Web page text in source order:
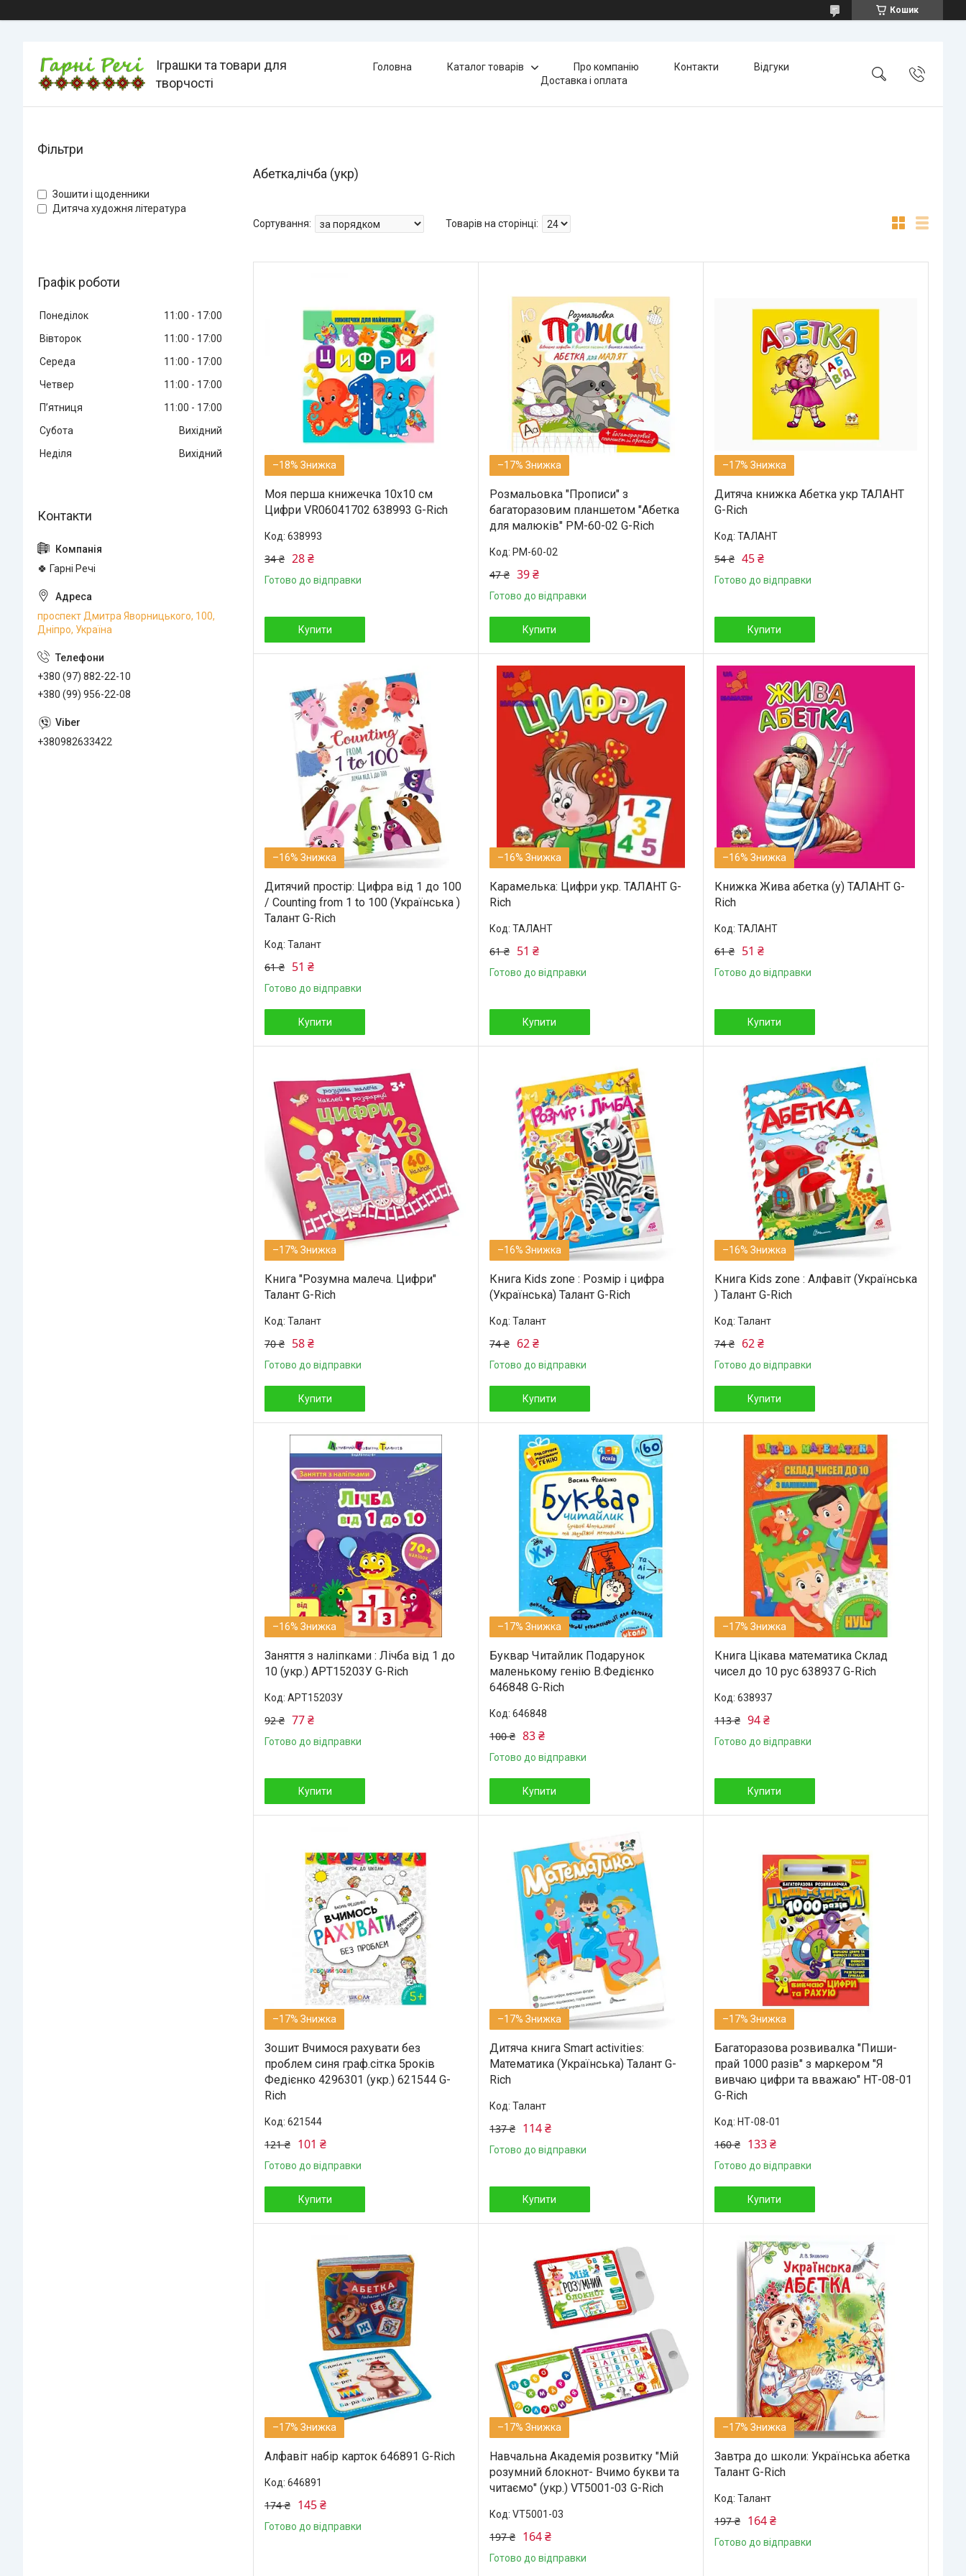
Кошик
Іграшки та товари для
творчості
Головна Каталог товарів Про компанію Контакти
Відгуки
Доставка і оплата
Абетка,лічба (укр)
–18%
Моя перша книжечка 10х10 см
Цифри VR06041702 638993 G-Rich
638993
34 ₴ 28 ₴
Готово до відправки
Купити
–17%
Розмальовка "Прописи" з
багаторазовим планшетом "Абетка
для малюків" РМ-60-02 G-Rich
РМ-60-02
47 ₴ 39 ₴
Готово до відправки
Купити
–17%
Дитяча книжка Абетка укр ТАЛАНТ
G-Rich
ТАЛАНТ
54 ₴ 45 ₴
Готово до відправки
Купити
–16%
Дитячий простір: Цифра від 1 до 100
/ Counting from 1 to 100 (Українська )
Талант G-Rich
Талант
61 ₴ 51 ₴
Готово до відправки
Купити
–16%
Карамелька: Цифри укр. ТАЛАНТ G-
Rich
ТАЛАНТ
61 ₴ 51 ₴
Готово до відправки
Купити
–16%
Книжка Жива абетка (у) ТАЛАНТ G-
Rich
ТАЛАНТ
61 ₴ 51 ₴
Готово до відправки
Купити
–17%
Книга "Розумна малеча. Цифри"
Талант G-Rich
Талант
70 ₴ 58 ₴
Готово до відправки
Купити
–16%
Книга Kids zone : Розмір і цифра
(Українська) Талант G-Rich
Талант
74 ₴ 62 ₴
Готово до відправки
Купити
–16%
Книга Kids zone : Алфавіт (Українська
) Талант G-Rich
Талант
74 ₴ 62 ₴
Готово до відправки
Купити
–16%
Заняття з наліпками : Лічба від 1 до
10 (укр.) АРТ15203У G-Rich
АРТ15203У
92 ₴ 77 ₴
Готово до відправки
Купити
–17%
Буквар Читайлик Подарунок
маленькому генію В.Федієнко
646848 G-Rich
646848
100 ₴ 83 ₴
Готово до відправки
Купити
–17%
Книга Цікава математика Склад
чисел до 10 рус 638937 G-Rich
638937
113 ₴ 94 ₴
Готово до відправки
Купити
–17%
Зошит Вчимося рахувати без
проблем синя граф.сітка 5років
Федієнко 4296301 (укр.) 621544 G-
Rich
621544
121 ₴ 101 ₴
Готово до відправки
Купити
–17%
Дитяча книга Smart activities:
Математика (Українська) Талант G-
Rich
Талант
137 ₴ 114 ₴
Готово до відправки
Купити
–17%
Багаторазова розвивалка "Пиши-
прай 1000 разів" з маркером "Я
вивчаю цифри та вважаю" НТ-08-01
G-Rich
НТ-08-01
160 ₴ 133 ₴
Готово до відправки
Купити
–17%
Алфавіт набір карток 646891 G-Rich
646891
174 ₴ 145 ₴
Готово до відправки
–17%
Навчальна Академія розвитку "Мій
розумний блокнот- Вчимо букви та
читаємо" (укр.) VT5001-03 G-Rich
VT5001-03
197 ₴ 164 ₴
Готово до відправки
–17%
Завтра до школи: Українська абетка
Талант G-Rich
Талант
197 ₴ 164 ₴
Готово до відправки
Фільтри
Зошити і щоденники
Дитяча художня література
Графік роботи
Понеділок 11:00
17:00
Вівторок
11:00
17:00
Середа
11:00
17:00
Четвер
11:00
17:00
Пʼятниця
11:00
17:00
Субота
Вихідний
Неділя
Вихідний
🍀 Гарні Речі
проспект Дмитра Яворницького, 100,
Дніпро, Україна
+380 (97) 882-22-10
+380 (99) 956-22-08
+380982633422